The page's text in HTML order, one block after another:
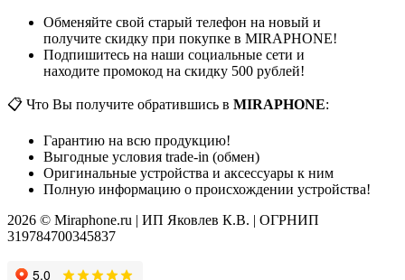
Обменяйте свой старый телефон на новый и
получите скидку при покупке в MIRAPHONE!
Подпишитесь на наши социальные сети и
находите промокод на скидку 500 рублей!
📋 Что Вы получите обратившись в MIRAPHONE:
Гарантию на всю продукцию!
Выгодные условия trade-in (обмен)
Оригинальные устройства и аксессуары к ним
Полную информацию о происхождении устройства!
2026 © Miraphone.ru | ИП Яковлев К.В. | ОГРНИП
319784700345837